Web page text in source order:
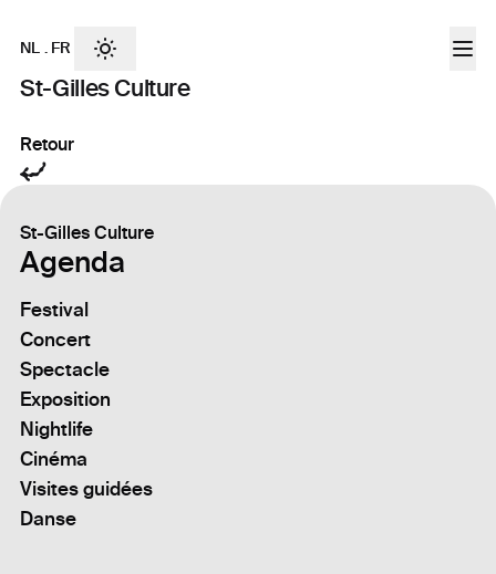
St-Gilles Culture
NL . FR
Retour
St-Gilles Culture
Agenda
Festival
Concert
Spectacle
Exposition
Nightlife
Cinéma
Visites guidées
Danse